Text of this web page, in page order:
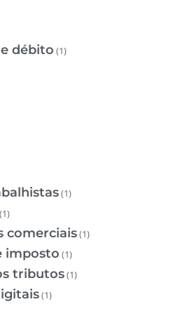
débito (1)
(1)
(1)
comerciais(1)
imposto (1)
tributos(1)
(1)